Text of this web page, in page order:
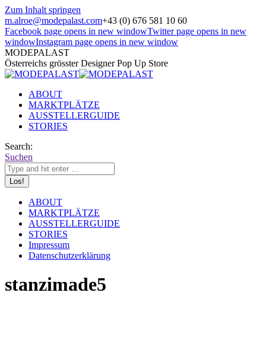
Zum Inhalt springen
m.alroe@modepalast.com+43 (0) 676 581 10 60
Facebook page opens in new windowTwitter page opens in new
windowInstagram page opens in new window
MODEPALAST
Österreichs grösster Designer Pop Up Store
ABOUT
MARKTPLÄTZE
AUSSTELLERGUIDE
STORIES
Search:
Suchen
ABOUT
MARKTPLÄTZE
AUSSTELLERGUIDE
STORIES
Impressum
Datenschutzerklärung
stanzimade5